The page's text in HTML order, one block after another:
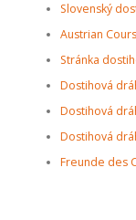
Slovenský
Austrian
Stránka
Dostihová
Dostihová
Dostihová
Freunde des